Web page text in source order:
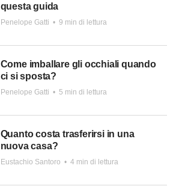
questa guida
Penelope Gatti • 9 min di lettura
Come imballare gli occhiali quando
ci si sposta?
Penelope Gatti • 5 min di lettura
Quanto costa trasferirsi in una
nuova casa?
Eustachio Santoro • 4 min di lettura